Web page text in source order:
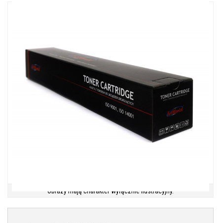
Obrazy mają charakter wyłącznie ilustracyjny.